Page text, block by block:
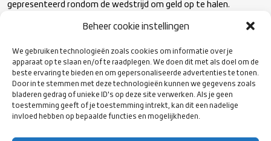
Beheer cookie instellingen
We gebruiken technologieën zoals cookies om informatie over je
apparaat op te slaan en/of te raadplegen. We doen dit met als doel om de
beste ervaring te bieden en om gepersonaliseerde advertenties te tonen.
Door in te stemmen met deze technologieën kunnen we gegevens zoals
bladeren gedrag of unieke ID's op deze site verwerken. Als je geen
toestemming geeft of je toestemming intrekt, kan dit een nadelige
invloed hebben op bepaalde functies en mogelijkheden.
gepresenteerd rondom de wedstrijd om geld op te halen.
Kun je niet komen de 19e, maar wil je het team wel ondersteunen
op hun weg naar Dubai: je kunt via decrowdfundingpaginaeen
donatie doen.